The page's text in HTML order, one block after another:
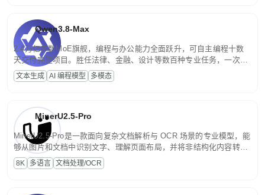
Qwen3.8-Max
2.4万亿参数MoE旗舰，编程与办公能力全面跃升，可自主编程十数
天交付完整项目。胜任法律、金融、设计等数百种专业任务，一次对
话端到端交付生产级成果。原生视觉理解贯穿规划、执行与验证全流
程，支持超长文档与长视频的深度语义解析。长程任务中自主规划与
文本生成 AI 编程模型 多模态
MinerU2.5-Pro
MinerU2.5-Pro是一款面向复杂文档解析与 OCR 场景的专业模型，能
够从图片和文档中识别文字、理解页面布局，并将非结构化内容转换
为便于存储、检索和二次处理的结构化结果。
8K 多语言 文档处理/OCR